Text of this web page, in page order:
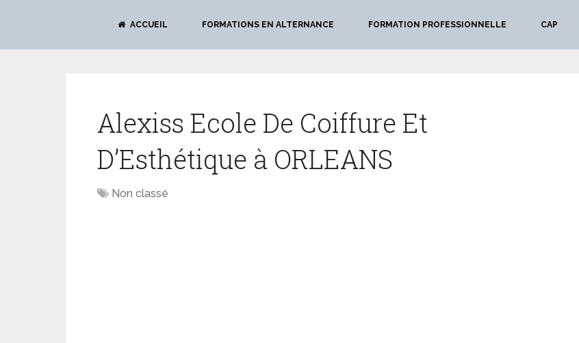
ACCUEIL FORMATIONS EN ALTERNANCE FORMATION PROFESSIONNELLE CAP
Alexiss Ecole De Coiffure Et
D’Esthétique à ORLEANS
Non classé